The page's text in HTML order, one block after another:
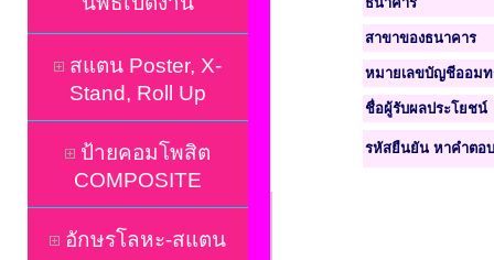
สแตน Poster, X-
Stand, Roll Up
ป้ายคอมโพสิต
COMPOSITE
อักษรโลหะ-สแตน
สาขาของธนาคาร
หมายเลขบัญชีออมท
ชื่อผู้รับผลประโยชน์
รหัสยืนยัน หาคำตอ